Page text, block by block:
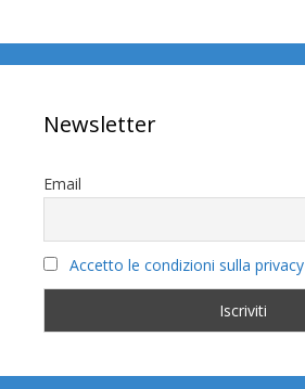
Newsletter
Email
Accetto le condizioni sulla privacy